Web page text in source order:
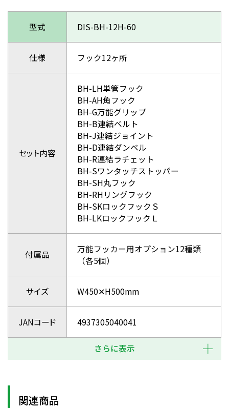
型式 DIS-BH-12H-60
仕様 フック12ヶ所
セット内容
BH-LH単管フック
BH-AH角フック
BH-G万能グリップ
BH-B連結ベルト
BH-J連結ジョイント
BH-D連結ダンベル
BH-R連結ラチェット
BH-Sワンタッチストッパー
BH-SH丸フック
BH-RHリングフック
BH-SKロックフックＳ
BH-LKロックフックＬ
付属品
万能フッカー用オプション12種類
（各5個）
サイズ W450✕H500mm
JANコード 4937305040041
さらに表示
関連商品